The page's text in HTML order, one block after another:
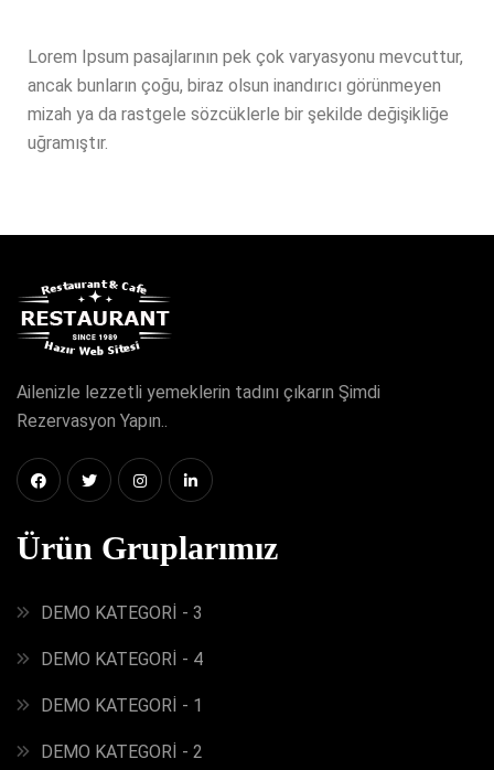
Lorem Ipsum pasajlarının pek çok varyasyonu mevcuttur,
ancak bunların çoğu, biraz olsun inandırıcı görünmeyen
mizah ya da rastgele sözcüklerle bir şekilde değişikliğe
uğramıştır.
Ailenizle lezzetli yemeklerin tadını çıkarın Şimdi
Rezervasyon Yapın..
Ürün Gruplarımız
DEMO KATEGORİ - 3
DEMO KATEGORİ - 4
DEMO KATEGORİ - 1
DEMO KATEGORİ - 2